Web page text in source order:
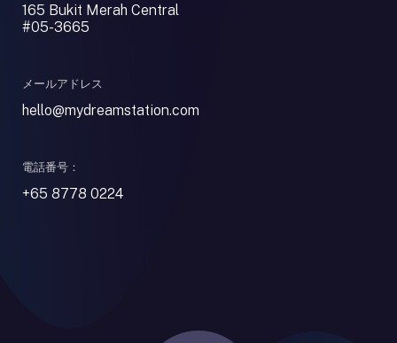
165 Bukit Merah Central
#05-3665
メールアドレス
hello@mydreamstation.com
電話番号：
+65 8778 0224